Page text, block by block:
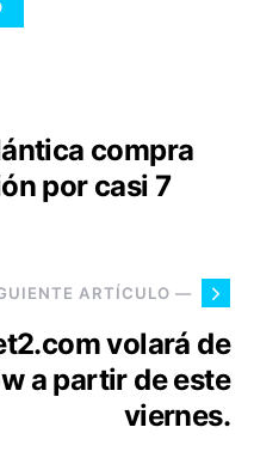
compra
por casi 7
ARTÍCULO —
volará de
a partir de este
viernes.